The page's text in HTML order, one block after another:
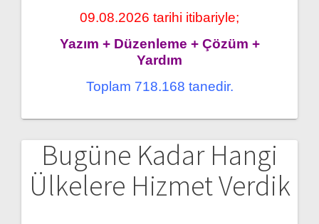
09.08.2026 tarihi itibariyle;
Yazım + Düzenleme + Çözüm +
Yardım
Toplam 718.168 tanedir.
Bugüne Kadar Hangi
Ülkelere Hizmet Verdik